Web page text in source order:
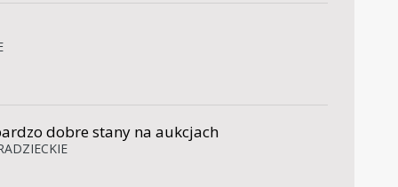
dobre stany na aukcjach